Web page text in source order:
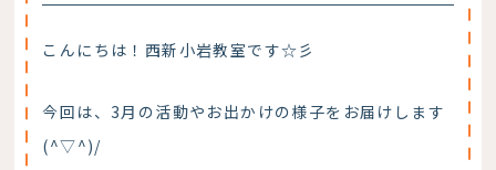
こんにちは！西新小岩教室です☆彡
今回は、3月の活動やお出かけの様子をお届けします
(^▽^)/